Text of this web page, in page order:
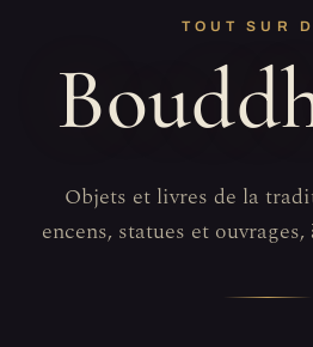
TOUT SUR
Objets et livres de la
encens, statues et